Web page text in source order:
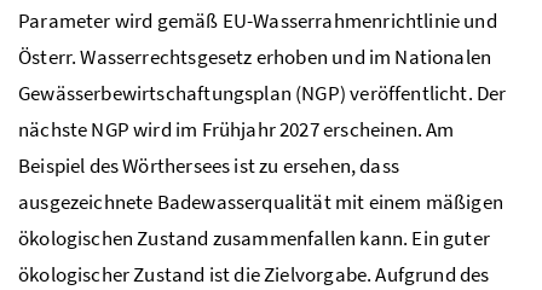
Parameter wird gemäß EU-Wasserrahmenrichtlinie und
Österr. Wasserrechtsgesetz erhoben und im Nationalen
Gewässerbewirtschaftungsplan (NGP) veröffentlicht. Der
nächsteNGPwird im Frühjahr 2027 erscheinen. Am
Beispiel des Wörthersees ist zu ersehen, dass
ausgezeichnete Badewasserqualität mit einem mäßigen
ökologischen Zustand zusammenfallen kann. Ein guter
ökologischer Zustand ist die Zielvorgabe. Aufgrund des